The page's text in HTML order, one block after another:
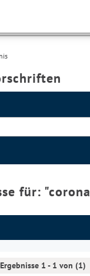
für: "corona
Ergebnisse 1 - 1 von (1)